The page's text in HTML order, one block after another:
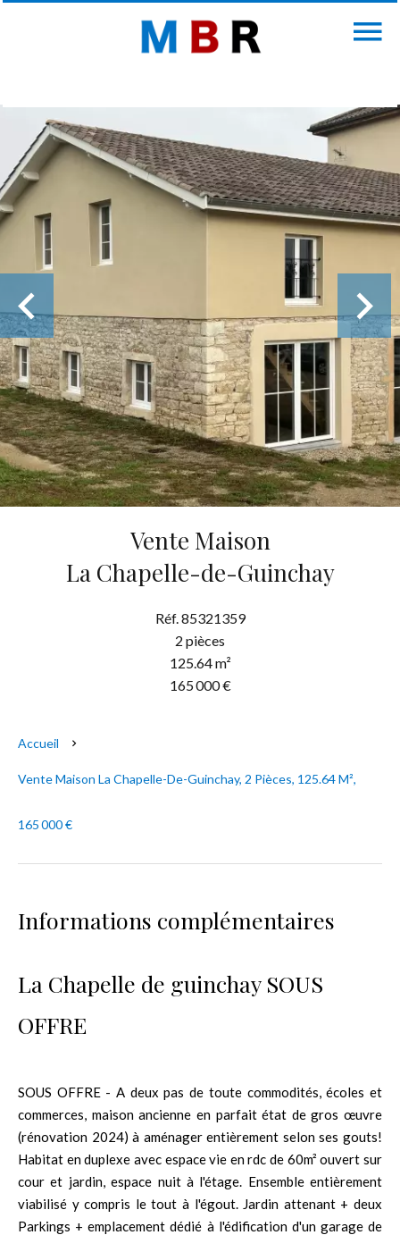
Vente Maison
La Chapelle-de-Guinchay
Réf. 85321359
2 pièces
125.64 m²
165 000 €
Accueil
Vente Maison La Chapelle-De-Guinchay, 2 Pièces, 125.64 M²,
165 000 €
Informations complémentaires
La Chapelle de guinchay SOUS
OFFRE
SOUS OFFRE - A deux pas de toute commodités, écoles et
commerces, maison ancienne en parfait état de gros œuvre
(rénovation 2024) à aménager entièrement selon ses gouts!
Habitat en duplexe avec espace vie en rdc de 60m² ouvert sur
cour et jardin, espace nuit à l'étage. Ensemble entièrement
viabilisé y compris le tout à l'égout. Jardin attenant + deux
Parkings + emplacement dédié à l'édification d'un garage de